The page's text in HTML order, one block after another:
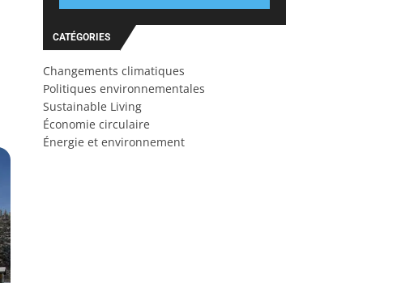
CATÉGORIES
Changements climatiques
Politiques environnementales
Sustainable Living
Économie circulaire
Énergie et environnement